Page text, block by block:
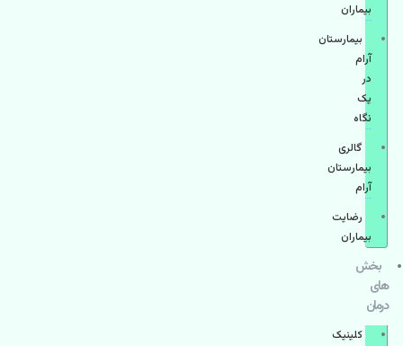
بیماران
بیمارستان
آرام
در
یک
نگاه
گالری
بیمارستان
آرام
رضایت
بیماران
بخش
های
درمان
کلینیک